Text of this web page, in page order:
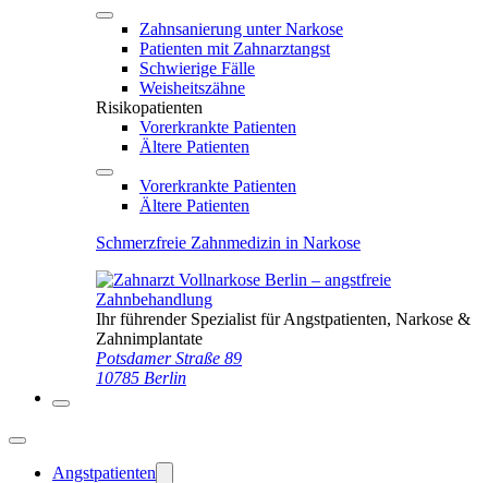
Zahnsanierung unter Narkose
Patienten mit Zahnarztangst
Schwierige Fälle
Weisheitszähne
Risikopatienten
Vorerkrankte Patienten
Ältere Patienten
Vorerkrankte Patienten
Ältere Patienten
Schmerzfreie Zahnmedizin in Narkose
Ihr führender Spezialist für Angstpatienten, Narkose &
Zahnimplantate
Potsdamer Straße 89
10785 Berlin
Angstpatienten